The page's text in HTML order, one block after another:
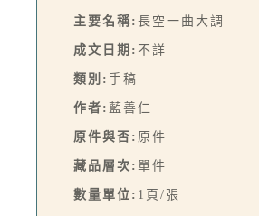
主要名稱: 長空一曲大調
成文日期: 不詳
類別: 手稿
作者: 藍善仁
原件與否: 原件
藏品層次: 單件
數量單位: 1頁/張